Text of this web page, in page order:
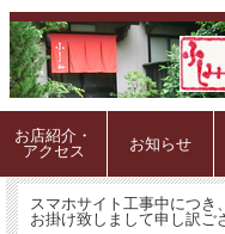
お店紹介・
アクセス
お知らせ
スマホサイト工事中につき
お掛け致しまして申し訳ご